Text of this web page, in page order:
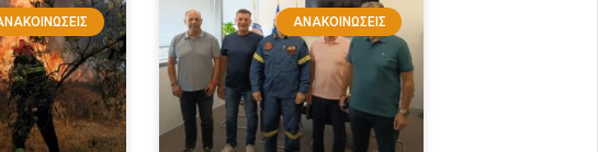
ΑΝΑΚΟΙΝΏΣΕΙΣ